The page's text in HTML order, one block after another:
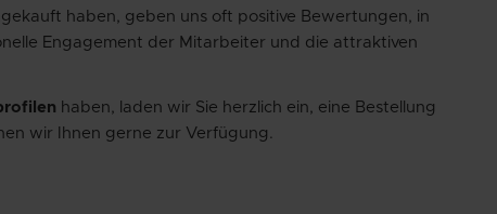
haben, geben uns oft positive Bewertungen, in
Engagement der Mitarbeiter und die attraktiven
haben, laden wir Sie herzlich ein, eine Bestellung
wir Ihnen gerne zur Verfügung.